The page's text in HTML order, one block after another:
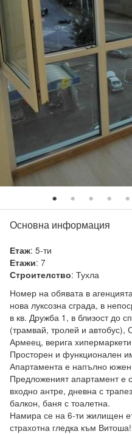
Основна информация
Етаж: 5-ти
Етажи: 7
Строителство: Тухла
Номер на обявата в
нова луксозна сграда, в
в кв. Дружба 1, в близост до
(трамвай, тролей и
Армеец, верига
Просторен и функционален
Апартамента е напълно
Предложеният апартамент е
входно антре, дневна с
балкон, баня с тоалетна.
Намира се на 6-ти жилищен
страхотна гледка към